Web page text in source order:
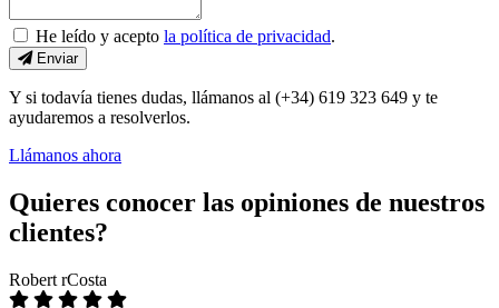
He leído y acepto la política de privacidad.
Enviar
Y si todavía tienes dudas, llámanos al (+34) 619 323 649 y te
ayudaremos a resolverlos.
Llámanos ahora
Quieres conocer las opiniones de nuestros
clientes?
Robert rCosta